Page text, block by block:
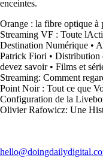
enceintes.
Orange : la fibre optique à
Streaming VF : Toute
Destination Numérique •
Patrick Fiori • Distribution
devez savoir• Films et
Streaming: Comment
Point Noir : Tout ce que
Configuration de la
Olivier Rafowicz: Une